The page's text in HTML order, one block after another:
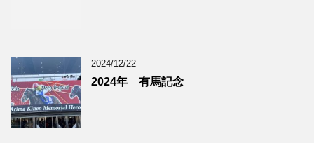
2024/12/22
2024年 有馬記念